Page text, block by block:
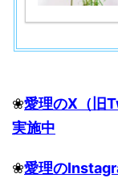
❀愛理のX（旧
実施中
❀愛理の